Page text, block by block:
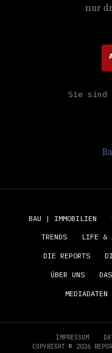
nur
Sie sind
BAU | IMMOBILIEN
TRENDS LIFE &
DIE REPORTS
ÜBER UNS
MEDIADATEN
IMPRESSUM
COPYRIGHT © 2026